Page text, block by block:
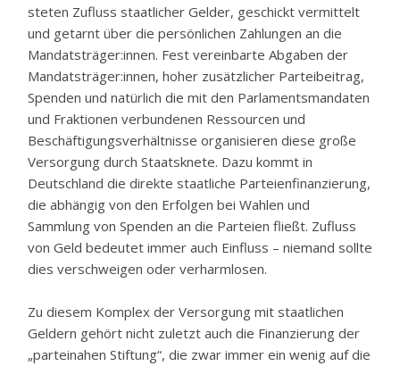
steten Zufluss staatlicher Gelder, geschickt vermittelt
und getarnt über die persönlichen Zahlungen an die
Mandatsträger:innen. Fest vereinbarte Abgaben der
Mandatsträger:innen, hoher zusätzlicher Parteibeitrag,
Spenden und natürlich die mit den Parlamentsmandaten
und Fraktionen verbundenen Ressourcen und
Beschäftigungsverhältnisse organisieren diese große
Versorgung durch Staatsknete. Dazu kommt in
Deutschland die direkte staatliche Parteienfinanzierung,
die abhängig von den Erfolgen bei Wahlen und
Sammlung von Spenden an die Parteien fließt. Zufluss
von Geld bedeutet immer auch Einfluss – niemand sollte
dies verschweigen oder verharmlosen.
Zu diesem Komplex der Versorgung mit staatlichen
Geldern gehört nicht zuletzt auch die Finanzierung der
„parteinahen Stiftung“, die zwar immer ein wenig auf die